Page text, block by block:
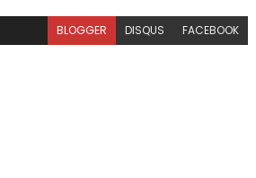
BLOGGER DISQUS FACEBOOK